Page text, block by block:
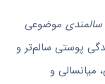
موضوعی
پوستی سالم‌تر و
میانسالی و